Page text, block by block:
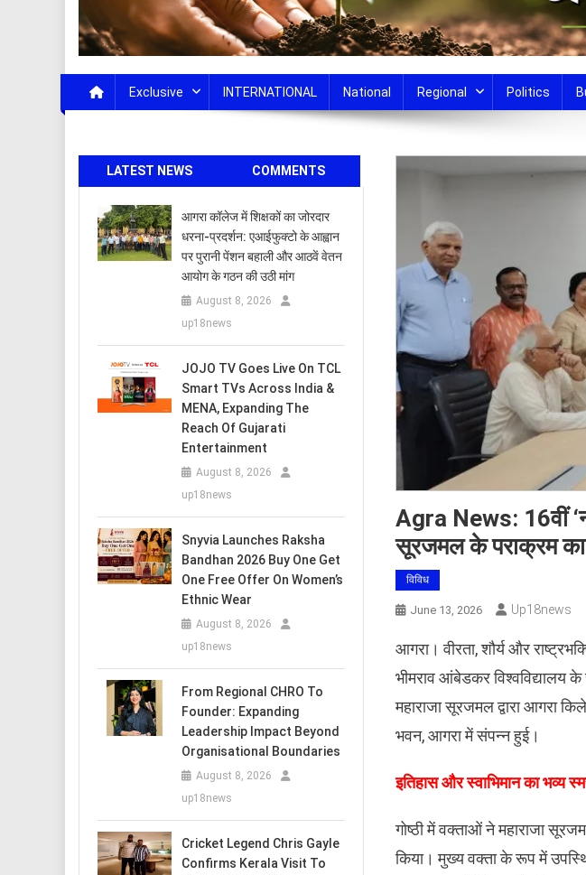
Exclusive INTERNATIONAL National Regional Politics
Agra News: 16वीं
सूरजमल के पराक्रम का
विविध
June 13, 2026 Up18news
आगरा। वीरता, शौर्य और
भीमराव आंबेडकर विश्वविद्यालय
महाराजा सूरजमल द्वारा आगरा
भवन, आगरा में संपन्न हुई।
​इतिहास और स्वाभिमान का भव्य
​गोष्ठी में वक्ताओं ने महाराजा
किया। मुख्य वक्ता के रूप में
LATEST NEWS COMMENTS
आगरा कॉलेज में शिक्षकों का जोरदार
धरना-प्रदर्शन: एआईफुक्टो के आह्वान
पर पुरानी पेंशन बहाली और आठवें वेतन
आयोग के गठन की उठी मांग
August 8, 2026
up18news
JOJO TV Goes Live On TCL
Smart TVs Across India &
MENA, Expanding The
Reach Of Gujarati
Entertainment
August 8, 2026
up18news
Snyvia Launches Raksha
Bandhan 2026 Buy One Get
One Free Offer On Women’s
Ethnic Wear
August 8, 2026
up18news
From Regional CHRO To
Founder: Expanding
Leadership Impact Beyond
Organisational Boundaries
August 8, 2026
up18news
Cricket Legend Chris Gayle
Confirms Kerala Visit To